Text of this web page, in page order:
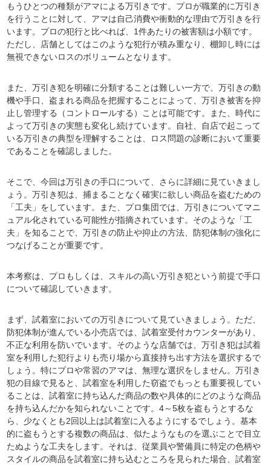
もうひとつの種類がアマによる万引きです。プロが職業的に万引き
を行うことに対して、アマは自己消費や衝動的な理由で万引きを行
います。プロの犯行と比べれば、1件あたりの被害額は小額です。
ただし、店舗としてはこのような犯行が積み重なり、棚卸し時には
無視できないロスのボリュームとなります。
また、万引き犯を明確に分類することは難しい一方で、万引きの動
機や手口、盗まれる商品を把握することによって、万引き被害を抑
止し管理する（コントロールする）ことは可能です。また、時代に
よって万引きの実態も変化し続けています。自社、自店で起こって
いる万引きの典型を理解することは、ロス問題の診断において重要
であることを確認しました。
そこで、今回は万引きの手口について、さらに詳細に見ていきまし
ょう。万引き犯は、捕まることなく確実に欲しい商品を盗むための
「工夫」をしています。また、プロ集団では、万引きについてマニ
ュアル化されている可能性が指摘されています。そのような「工
夫」を知ることで、万引きの防止や抑止の方法、防犯体制の強化に
つなげることが重要です。
本考察は、プロもしくは、スキルの高い万引き犯という前提で手口
について確認していきます。
まず、試着室においての万引きについて見ていきましょう。ただ、
防犯体制が進んでいる小売店では、試着室受付カウンターがあり、
不正な利用を防いでいます。そのような店舗では、万引き犯は試着
室を利用した犯行よりも売り場から直接持ち出す方法を選択するで
しょう。特にプロや常習のアマは、無理な選択をしません。万引き
犯の目線で見ると、試着室を利用した窃盗でもっとも重要視してい
ることは、試着室に持ち込んだ商品の数や具体的にどのような商品
を持ち込んだかを知られないことです。4～5枚を盗もうとするな
ら、少なくとも2回以上は試着室に入るようにするでしょう。基本
的に盗もうとする複数の商品は、似たようなものを選ぶことで目立
たぬような工夫をします。それは、従業員や警備員に特定の色柄や
スタイルの商品を試着室に持ち込むところを見られた場合、試着室